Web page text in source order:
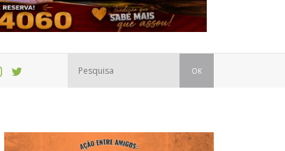
OK